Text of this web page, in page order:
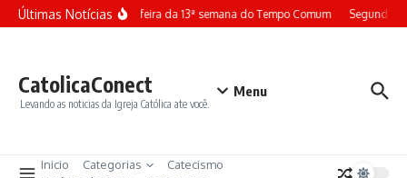
Ir para o conteúdo
Últimas NotíciasTerça-feira da 13ª semana do Tempo Comum Segunda-
CatolicaConect
Levando as noticias da Igreja Católica ate você.
Menu
Inicio Categorias
Catecismo